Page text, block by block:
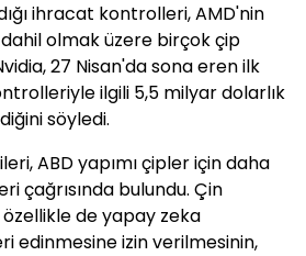
ihracat kontrolleri, AMD'nin
olmak üzere birçok çip
27 Nisan'da sona eren ilk
ilgili 5,5 milyar dolarlık
söyledi.
ABD yapımı çipler için daha
çağrısında bulundu. Çin
de yapay zeka
edinmesine izin verilmesinin,